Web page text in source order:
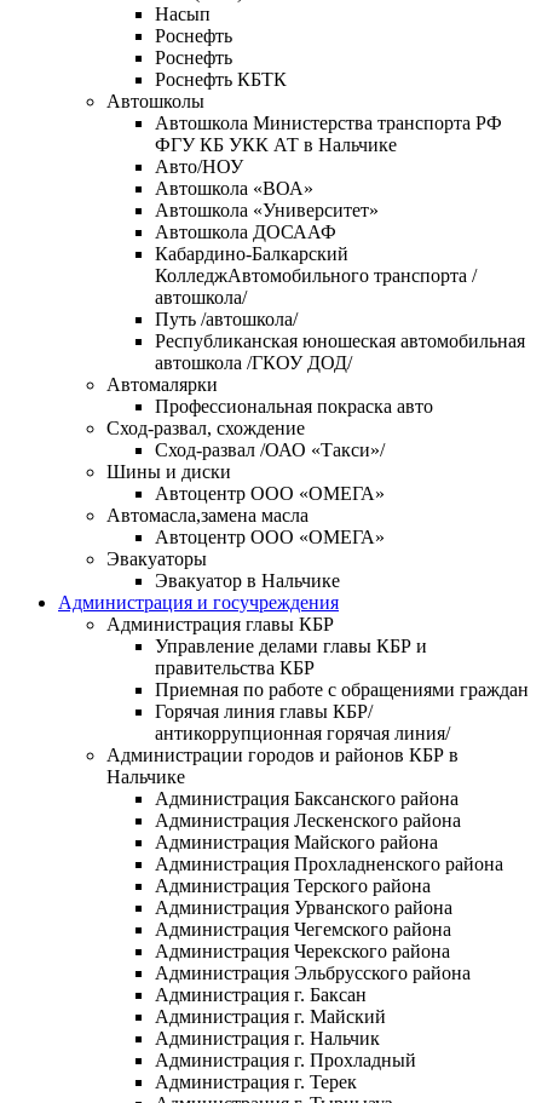
Насып
Роснефть
Роснефть
Роснефть КБТК
Автошколы
Автошкола Министерства транспорта РФ
ФГУ КБ УКК АТ в Нальчике
Авто/НОУ
Автошкола «ВОА»
Автошкола «Университет»
Автошкола ДОСААФ
Кабардино-Балкарский
КолледжАвтомобильного транспорта /
автошкола/
Путь /автошкола/
Республиканская юношеская автомобильная
автошкола /ГКОУ ДОД/
Автомалярки
Профессиональная покраска авто
Сход-развал, схождение
Сход-развал /ОАО «Такси»/
Шины и диски
Автоцентр ООО «ОМЕГА»
Автомасла,замена масла
Автоцентр ООО «ОМЕГА»
Эвакуаторы
Эвакуатор в Нальчике
Администрация и госучреждения
Администрация главы КБР
Управление делами главы КБР и
правительства КБР
Приемная по работе с обращениями граждан
Горячая линия главы КБР/
антикоррупционная горячая линия/
Администрации городов и районов КБР в
Нальчике
Администрация Баксанского района
Администрация Лескенского района
Администрация Майского района
Администрация Прохладненского района
Администрация Терского района
Администрация Урванского района
Администрация Чегемского района
Администрация Черекского района
Администрация Эльбрусского района
Администрация г. Баксан
Администрация г. Майский
Администрация г. Нальчик
Администрация г. Прохладный
Администрация г. Терек